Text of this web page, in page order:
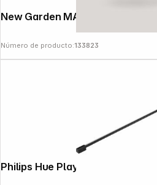
New Garden MARO HANG Cable
Número de producto:133823